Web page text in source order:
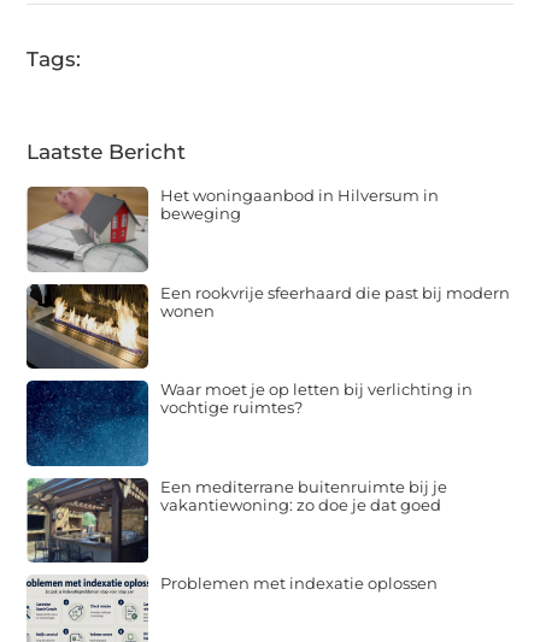
Tags:
Laatste Bericht
Het woningaanbod in Hilversum in
beweging
Een rookvrije sfeerhaard die past bij modern
wonen
Waar moet je op letten bij verlichting in
vochtige ruimtes?
Een mediterrane buitenruimte bij je
vakantiewoning: zo doe je dat goed
Problemen met indexatie oplossen